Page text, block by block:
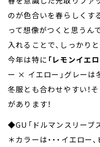
のが色合いを春らしくす
って想像がつくと思うん
入れることで、しっかり
今年は特に 「レモンイエロ
ー × イエロー」グレーは
冬服とも合わせやすい！
があります！
◆GU「ドルマンスリーブ
＊カラーは・・・イエロー